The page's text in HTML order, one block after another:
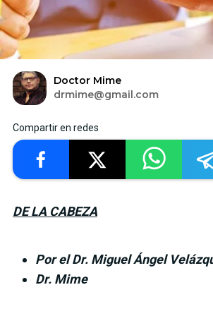
Doctor Mime
drmime@gmail.com
Compartir en redes
DE LA CABEZA
Por el Dr. Miguel Ángel
Dr. Mime